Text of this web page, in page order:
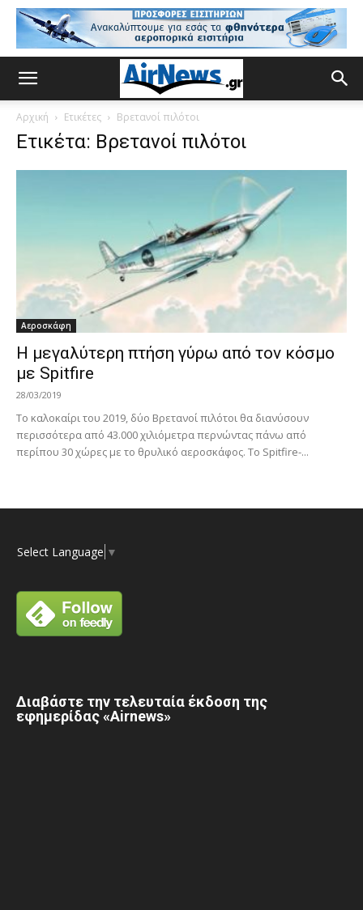
Αρχική Ετικέτες Βρετανοί πιλότοι
Ετικέτα: Βρετανοί πιλότοι
Αεροσκάφη
Η μεγαλύτερη πτήση γύρω από τον κόσμο
με Spitfire
28/03/2019
Το καλοκαίρι του 2019, δύο Βρετανοί πιλότοι θα διανύσουν
περισσότερα από 43.000 χιλιόμετρα περνώντας πάνω από
περίπου 30 χώρες με το θρυλικό αεροσκάφος. Το Spitfire-...
Select Language ▼
Διαβάστε την τελευταία έκδοση της
εφημερίδας «Airnews»